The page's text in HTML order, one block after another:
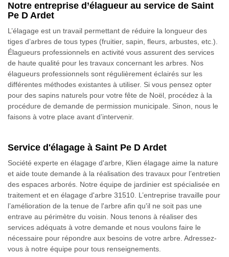
Notre entreprise d’élagueur au service de Saint
Pe D Ardet
L’élagage est un travail permettant de réduire la longueur des
tiges d’arbres de tous types (fruitier, sapin, fleurs, arbustes, etc.).
Élagueurs professionnels en activité vous assurent des services
de haute qualité pour les travaux concernant les arbres. Nos
élagueurs professionnels sont régulièrement éclairés sur les
différentes méthodes existantes à utiliser. Si vous pensez opter
pour des sapins naturels pour votre fête de Noël, procédez à la
procédure de demande de permission municipale. Sinon, nous le
faisons à votre place avant d’intervenir.
Service d'élagage à Saint Pe D Ardet
Société experte en élagage d'arbre, Klien élagage aime la nature
et aide toute demande à la réalisation des travaux pour l’entretien
des espaces arborés. Notre équipe de jardinier est spécialisée en
traitement et en élagage d'arbre 31510. L’entreprise travaille pour
l’amélioration de la tenue de l'arbre afin qu'il ne soit pas une
entrave au périmètre du voisin. Nous tenons à réaliser des
services adéquats à votre demande et nous voulons faire le
nécessaire pour répondre aux besoins de votre arbre. Adressez-
vous à notre équipe pour tous renseignements.